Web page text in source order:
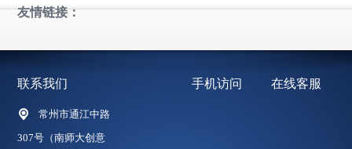
友情链接：
联系我们
常州市通江中路
307号（南师大创意
手机访问 在线客服